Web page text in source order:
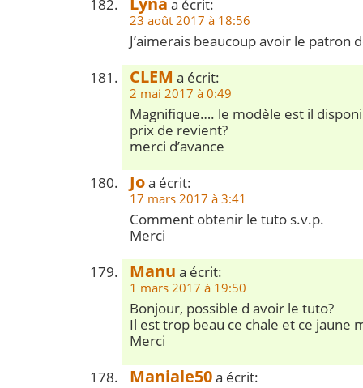
a écrit:
23 août 2017 à 18:56
J’aimerais beaucoup avoir le patron
CLEM a écrit:
2 mai 2017 à 0:49
Magnifique…. le modèle est il
prix de revient?
merci d’avance
Joa écrit:
17 mars 2017 à 3:41
Comment obtenir le tuto s.v.p.
Merci
Manu a écrit:
1 mars 2017 à 19:50
Bonjour, possible d avoir le tuto?
Il est trop beau ce chale et ce jaune
Merci
Maniale50a écrit: